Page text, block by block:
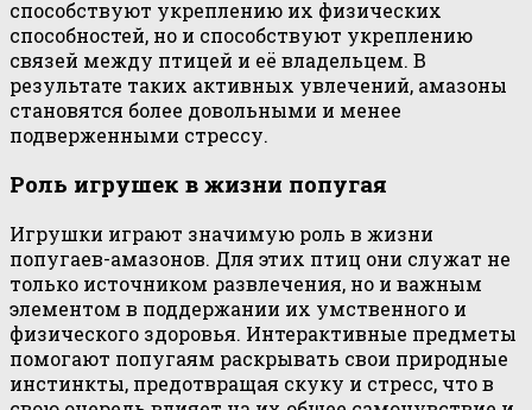
способствуют укреплению их физических
способностей, но и способствуют укреплению
связей между птицей и её владельцем. В
результате таких активных увлечений, амазоны
становятся более довольными и менее
подверженными стрессу.
Роль игрушек в жизни попугая
Игрушки играют значимую роль в жизни
попугаев-амазонов. Для этих птиц они служат не
только источником развлечения, но и важным
элементом в поддержании их умственного и
физического здоровья. Интерактивные предметы
помогают попугаям раскрывать свои природные
инстинкты, предотвращая скуку и стресс, что в